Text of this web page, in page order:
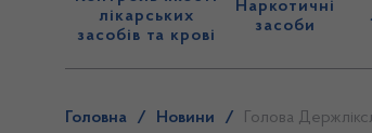
лікарських
засобів та крові
Наркотичні
засоби
Головна / Новини / Голова